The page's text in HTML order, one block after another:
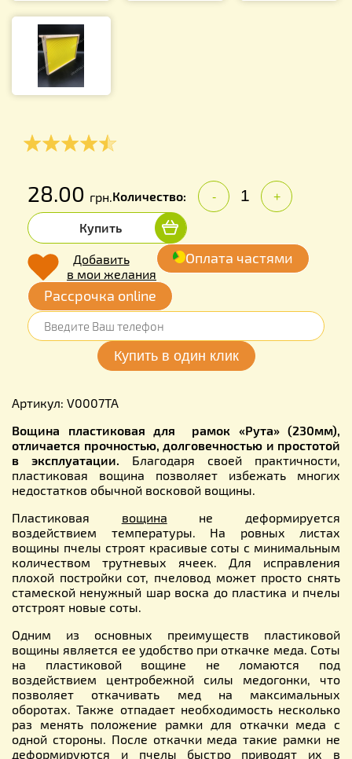
28.00 грн.Количество: - +
Купить
Добавить
в мои желания
Оплата частями
Рассрочка online
Артикул: V0007TA
Вощина пластиковая для рамок «Рута» (230мм),
отличается прочностью, долговечностью и простотой
в эксплуатации. Благодаря своей практичности,
пластиковая вощина позволяет избежать многих
недостатков обычной восковой вощины.
Пластиковая вощина не деформируется
воздействием температуры. На ровных листах
вощины пчелы строят красивые соты с минимальным
количеством трутневых ячеек. Для исправления
плохой постройки сот, пчеловод может просто снять
стамеской ненужный шар воска до пластика и пчелы
отстроят новые соты.
Одним из основных преимуществ пластиковой
вощины является ее удобство при откачке меда. Соты
на пластиковой вощине не ломаются под
воздействием центробежной силы медогонки, что
позволяет откачивать мед на максимальных
оборотах. Также отпадает необходимость несколько
раз менять положение рамки для откачки меда с
одной стороны. После откачки меда такие рамки не
деформируются и пчелы быстро приводят их в